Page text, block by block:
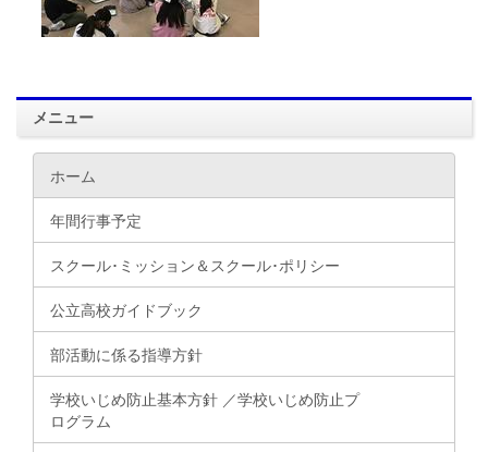
メニュー
ホーム
年間行事予定
スクール･ミッション＆スクール･ポリシー
公立高校ガイドブック
部活動に係る指導方針
学校いじめ防止基本方針 ／学校いじめ防止プ
ログラム